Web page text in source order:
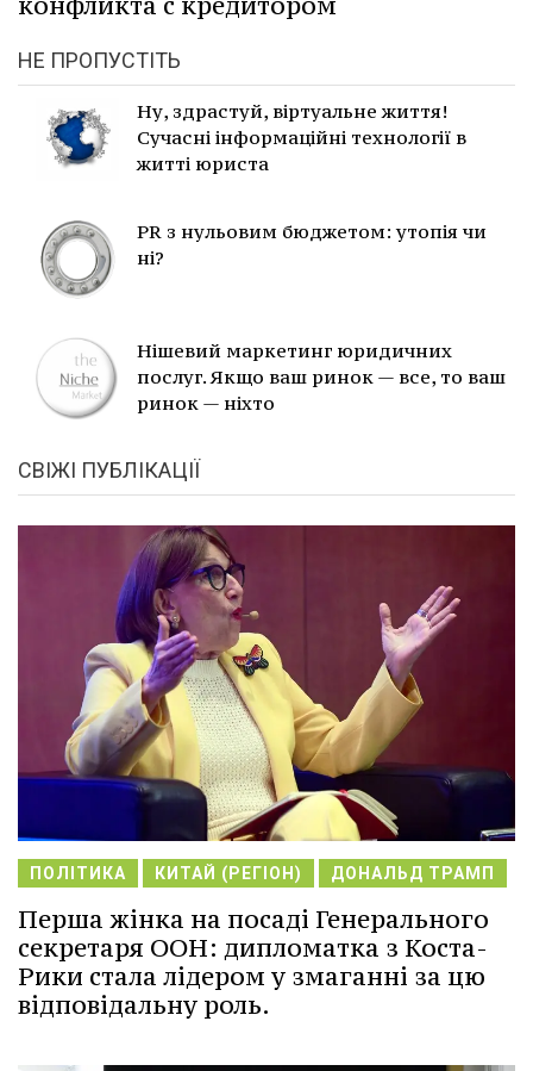
НЕ ПРОПУСТІТЬ
Ну, здрастуй, віртуальне життя!
Сучасні інформаційні технології в
житті юриста
PR з нульовим бюджетом: утопія чи
ні?
Нішевий маркетинг юридичних
послуг. Якщо ваш ринок — все, то ваш
ринок — ніхто
СВІЖІ ПУБЛІКАЦІЇ
ПОЛІТИКА КИТАЙ (РЕГІОН) ДОНАЛЬД ТРАМП
Перша жінка на посаді Генерального
секретаря ООН: дипломатка з Коста-
Рики стала лідером у змаганні за цю
відповідальну роль.